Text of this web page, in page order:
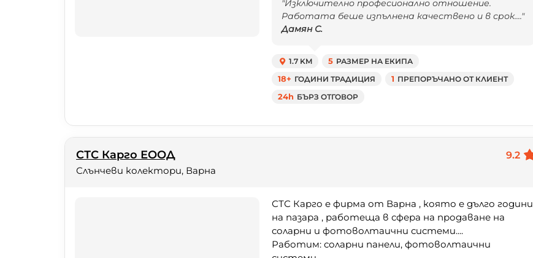
"Изключително професионално отношение.
Работата беше изпълнена качествено и в срок...."
Дамян С.
1.7 KM 5 РАЗМЕР НА ЕКИПА
18+ ГОДИНИ ТРАДИЦИЯ 1 ПРЕПОРЪЧАНО ОТ КЛИЕНТ
24h БЪРЗ ОТГОВОР
СТС Карго ЕООД
9.2
Слънчеви колектори, Варна
СТС Карго е фирма от Варна , която е дълго години
на пазара , работеща в сфера на продаване на
соларни и фотоволтаични системи....
Работим: соларни панели, фотоволтаични